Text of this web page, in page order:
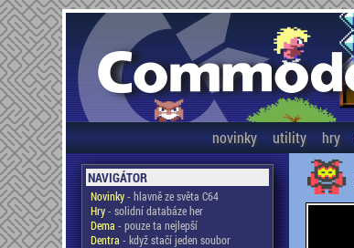
novinky utility hry
NAVIGÁTOR
Novinky- hlavně ze světa C64
Hry- solidní databáze her
Dema - pouze ta nejlepší
Dentra - když stačí jeden soubor